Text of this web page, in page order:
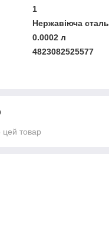
1
Нержавіюча сталь
0.0002 л
4823082525577
цей товар